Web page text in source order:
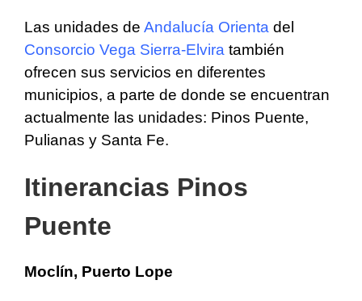
Las unidades de Andalucía Orienta del
Consorcio Vega Sierra-Elvira también
ofrecen sus servicios en diferentes
municipios, a parte de donde se encuentran
actualmente las unidades: Pinos Puente,
Pulianas y Santa Fe.
Itinerancias Pinos
Puente
Moclín, Puerto Lope